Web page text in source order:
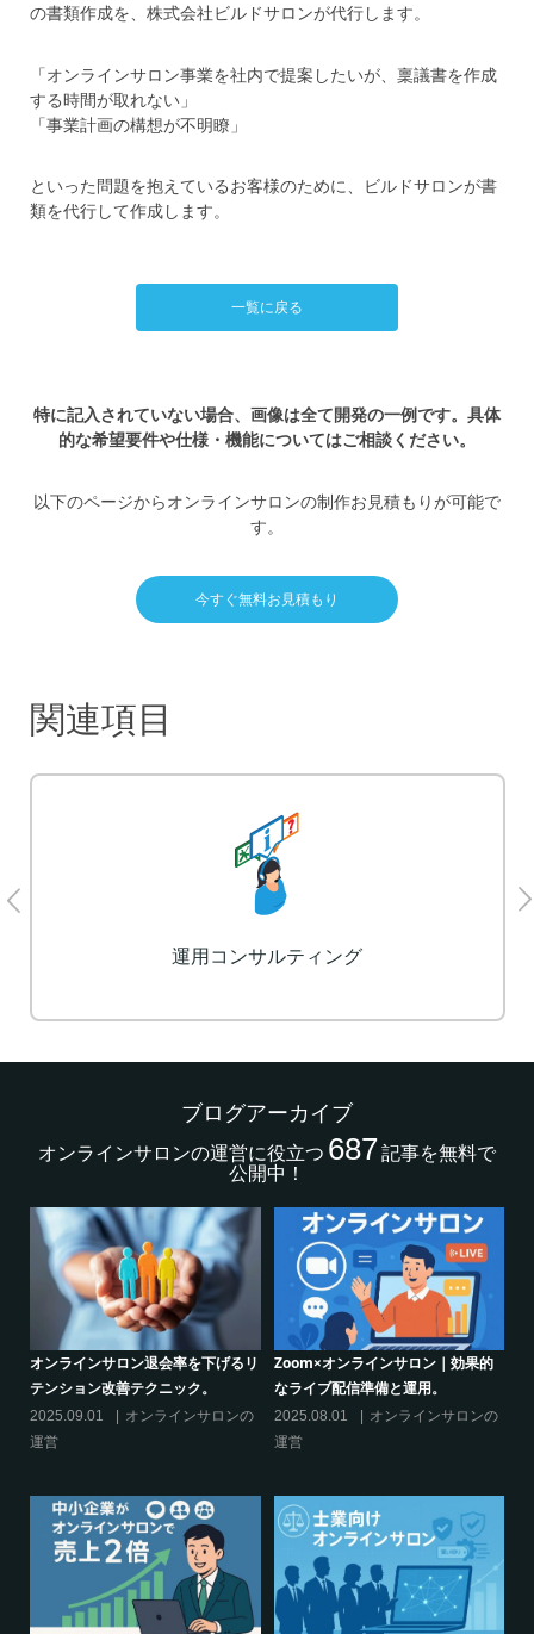
の書類作成を、株式会社ビルドサロンが代行します。
「オンラインサロン事業を社内で提案したいが、稟議書を作成
する時間が取れない」
「事業計画の構想が不明瞭」
といった問題を抱えているお客様のために、ビルドサロンが書
類を代行して作成します。
一覧に戻る
特に記入されていない場合、画像は全て開発の一例です。具体
的な希望要件や仕様・機能についてはご相談ください。
以下のページからオンラインサロンの制作お見積もりが可能で
す。
今すぐ無料お見積もり
関連項目
LP制作
ブログアーカイブ
オンラインサロンの運営に役立つ 687記事を無料で
公開中！
シリーズ連載【運営者のお悩み解
決】ココがポイント！リスキリング
サロン運営必須3箇条
2025.03.27
オンラインサロンでの”学び”がこれ
からのリスキリングを先導すると言
えるこれだけの”理由”
2025.02.27